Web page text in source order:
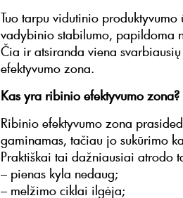
Tuo tarpu vidutinio
vadybinio stabilumo, papildoma
Čia ir atsiranda viena
efektyvumo zona.
Kas yra ribinio efektyvumo zona?
Ribinio efektyvumo zona
gaminamas, tačiau jo sukūrimo
Praktiškai tai dažniausiai atrodo
– pienas kyla nedaug;
– melžimo ciklai ilgėja;